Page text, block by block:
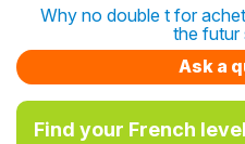
Why no double t for
the futur
Ask a
Find your French level